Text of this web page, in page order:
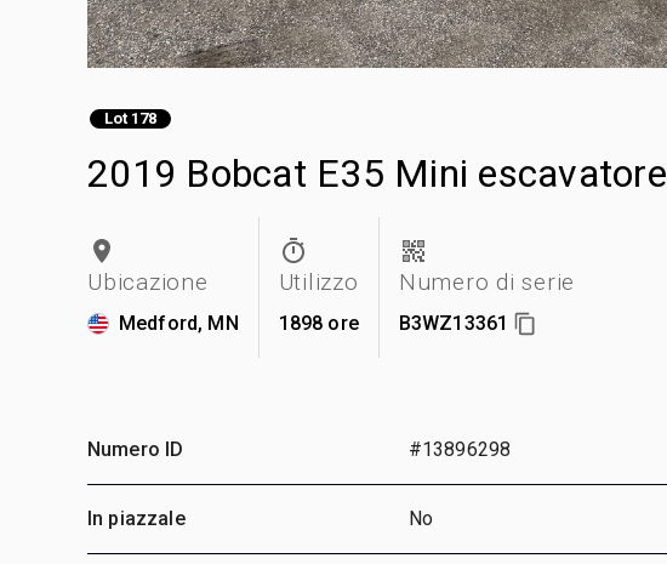
Lot 178
2019 Bobcat E35 Mini escavatore
Ubicazione
Medford, MN
Utilizzo
1898 ore
Numero di serie
B3WZ13361
Numero ID #13896298
In piazzale No